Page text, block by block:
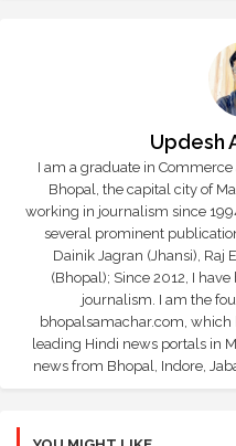
Updesh
I am a graduate in
Bhopal, the capital city of
working in journalism since
several prominent
Dainik Jagran (Jhansi), Raj
(Bhopal); Since 2012, I
journalism. I am the
bhopalsamachar.com, which
leading Hindi news portals in
news from Bhopal, Indore,